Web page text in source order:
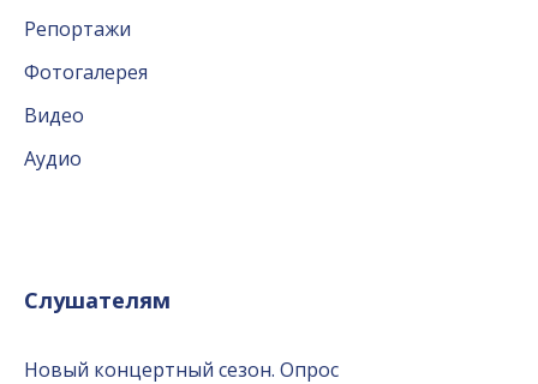
Репортажи
Фотогалерея
Видео
Аудио
Слушателям
Новый концертный сезон. Опрос